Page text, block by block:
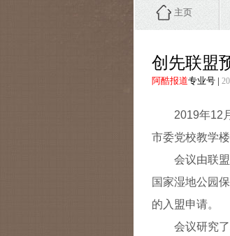
主页
创先联盟
阿酷报道专业号 |
2019年12
市委党校教学
会议由联
国家湿地公园
的入盟申请。
会议研究